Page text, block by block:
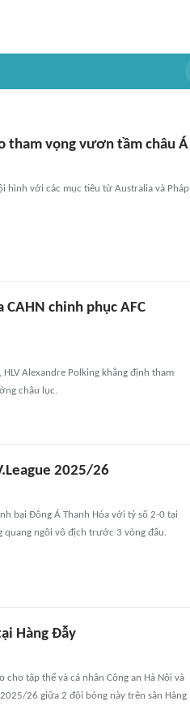
tham vọng vươn tầm châu Á
hình với các mục tiêu từ Australia và Pháp
chinh phục AFC
Alexandre Polking khẳng định tham
châu lục.
2025/26
bại Đông Á Thanh Hóa với tỷ số 2-0 tại
quang ngôi vô địch trước 3 vòng đấu.
Hàng Đẫy
tập thể và cá nhân Công an Hà Nội và
26 giữa 2 đội bóng này trên sân Hàng